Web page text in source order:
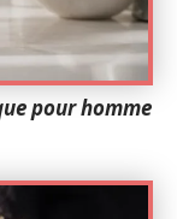
pour homme